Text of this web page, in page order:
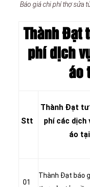
Báo giá chi phí thợ sửa
Thành Đạt
phí dịch
áo
Stt
Thành Đạt tư
phí các dịch
áo
01
Thành Đạt báo